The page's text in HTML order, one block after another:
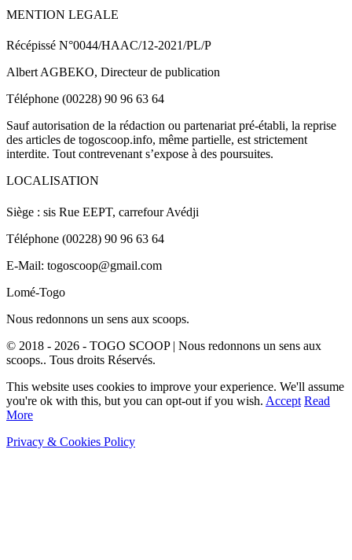
MENTION LEGALE
Récépissé N°0044/HAAC/12-2021/PL/P
Albert AGBEKO, Directeur de publication
Téléphone (00228) 90 96 63 64
Sauf autorisation de la rédaction ou partenariat pré-établi, la reprise
des articles de togoscoop.info, même partielle, est strictement
interdite. Tout contrevenant s’expose à des poursuites.
LOCALISATION
Siège : sis Rue EEPT, carrefour Avédji
Téléphone (00228) 90 96 63 64
E-Mail: togoscoop@gmail.com
Lomé-Togo
Nous redonnons un sens aux scoops.
© 2018 - 2026 - TOGO SCOOP | Nous redonnons un sens aux
scoops.. Tous droits Réservés.
This website uses cookies to improve your experience. We'll assume
you're ok with this, but you can opt-out if you wish. Accept Read
More
Privacy & Cookies Policy